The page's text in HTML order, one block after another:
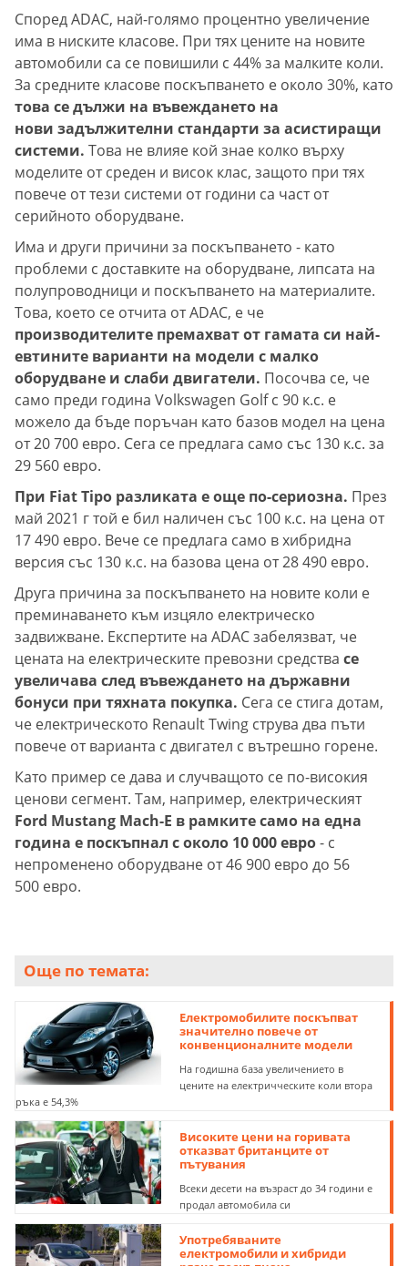
Според ADAC, най-голямо процентно увеличение
има в ниските класове. При тях цените на новите
автомобили са се повишили с 44% за малките коли.
За средните класове поскъпването е около 30%, като
това се дължи на въвеждането на
нови задължителни стандарти за асистиращи
системи. Това не влияе кой знае колко върху
моделите от среден и висок клас, защото при тях
повече от тези системи от години са част от
серийното оборудване.
Има и други причини за поскъпването - като
проблеми с доставките на оборудване, липсата на
полупроводници и поскъпването на материалите.
Това, което се отчита от ADAC, е че
производителите премахват от гамата си най-
евтините варианти на модели с малко
оборудване и слаби двигатели. Посочва се, че
само преди година Volkswagen Golf с 90 к.с. е
можело да бъде поръчан като базов модел на цена
от 20 700 евро. Сега се предлага само със 130 к.с. за
29 560 евро.
При Fiat Tipo разликата е още по-сериозна. През
май 2021 г той е бил наличен със 100 к.с. на цена от
17 490 евро. Вече се предлага само в хибридна
версия със 130 к.с. на базова цена от 28 490 евро.
Друга причина за поскъпването на новите коли е
преминаването към изцяло електрическо
задвижване. Експертите на ADAC забелязват, че
цената на електрическите превозни средства се
увеличава след въвеждането на държавни
бонуси при тяхната покупка. Сега се стига дотам,
че електрическото Renault Twing струва два пъти
повече от варианта с двигател с вътрешно горене.
Като пример се дава и случващото се по-високия
ценови сегмент. Там, например, електрическият
Ford Mustang Mach-E в рамките само на една
година е поскъпнал с около 10 000 евро- с
непроменено оборудване от 46 900 евро до 56
500 евро.
Още по темата:
Електромобилите поскъпват
значително повече от
конвенционалните модели
На годишна база увеличението в
цените на електричческите коли втора
ръка е 54,3%
Високите цени на горивата
отказват британците от
пътувания
Всеки десети на възраст до 34 години е
продал автомобила си
Употребяваните
електромобили и хибриди